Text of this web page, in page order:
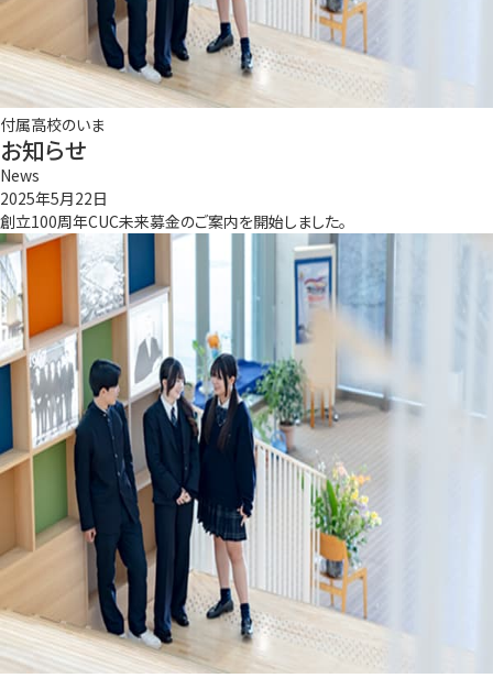
付属高校のいま
お知らせ
News
2025年5月22日
創立100周年CUC未来募金のご案内を開始しました。